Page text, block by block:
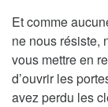
Et comme
ne nous résiste,
vous mettre en
d’ouvrir les
avez perdu les